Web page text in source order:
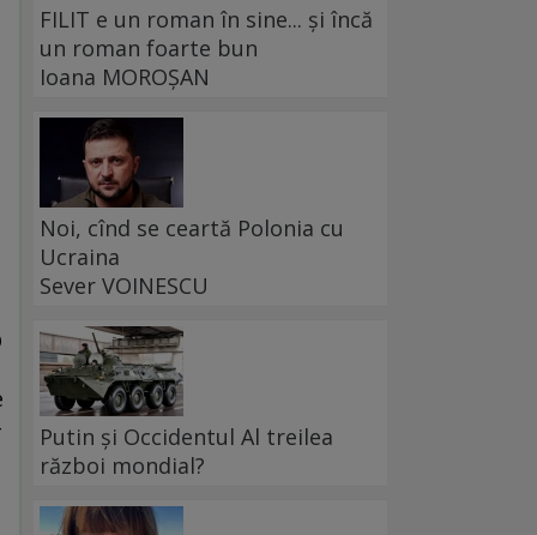
FILIT e un roman în sine... și încă
un roman foarte bun
Ioana MOROȘAN
Noi, cînd se ceartă Polonia cu
Ucraina
Sever VOINESCU
Putin și Occidentul Al treilea
război mondial?